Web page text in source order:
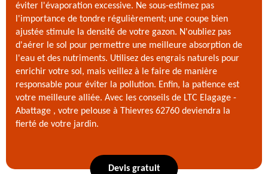
éviter l'évaporation excessive. Ne sous-estimez pas
l'importance de tondre régulièrement; une coupe bien
ajustée stimule la densité de votre gazon. N'oubliez pas
d'aérer le sol pour permettre une meilleure absorption de
l'eau et des nutriments. Utilisez des engrais naturels pour
enrichir votre sol, mais veillez à le faire de manière
responsable pour éviter la pollution. Enfin, la patience est
votre meilleure alliée. Avec les conseils de LTC Elagage -
Abattage , votre pelouse à Thievres 62760 deviendra la
fierté de votre jardin.
Devis gratuit